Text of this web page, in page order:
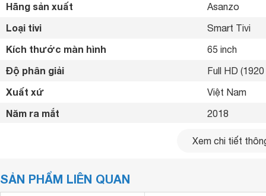
Hãng sản xuất Asanzo
Loại tivi Smart Tivi
Kích thước màn hình 65 inch
Độ phân giải Full HD
Xuất xứ Việt Nam
Năm ra mắt 2018
Cổng LAN,
USB
Xem chi tiết
SẢN PHẨM LIÊN QUAN